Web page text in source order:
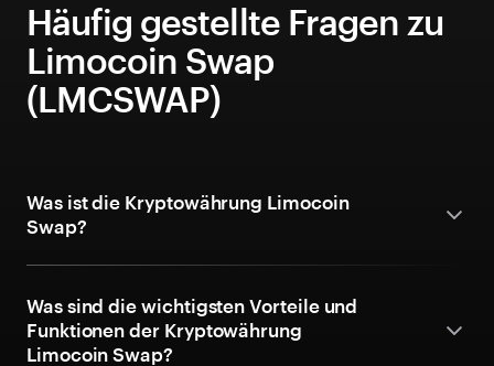
Häufig gestellte Fragen zu
Limocoin Swap
(LMCSWAP)
Was ist die Kryptowährung Limocoin
Swap?
Was sind die wichtigsten Vorteile und
Funktionen der Kryptowährung
Limocoin Swap?